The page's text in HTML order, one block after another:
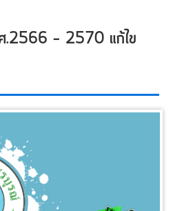
ำเทศบาล
รดำเนินงาน
ะชาสัมพันธ์
านภายใน
กิจกรรม
.2566 - 2570 แก้ไข